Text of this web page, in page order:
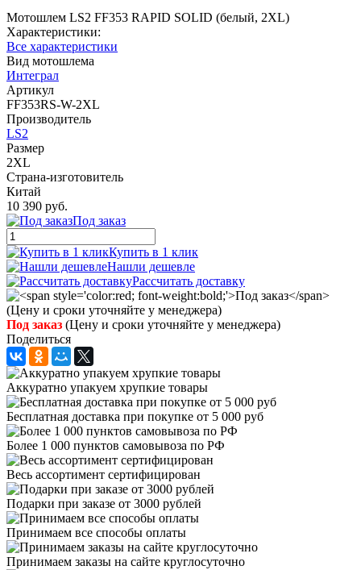
Мотошлем LS2 FF353 RAPID SOLID (белый, 2XL)
Характеристики:
Все характеристики
Вид мотошлема
Интеграл
Артикул
FF353RS-W-2XL
Производитель
LS2
Размер
2XL
Страна-изготовитель
Китай
10 390 руб.
Под заказ
Купить в 1 клик
Нашли дешевле
Рассчитать доставку
Под заказ (Цену и сроки уточняйте у менеджера)
Поделиться
Аккуратно упакуем хрупкие товары
Бесплатная доставка при покупке от 5 000 руб
Более 1 000 пунктов самовывоза по РФ
Весь ассортимент сертифицирован
Подарки при заказе от 3000 рублей
Принимаем все способы оплаты
Принимаем заказы на сайте круглосуточно